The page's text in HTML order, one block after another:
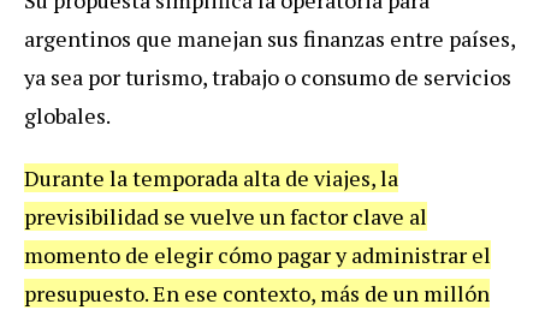
argentinos que manejan sus finanzas entre países,
ya sea por turismo, trabajo o consumo de servicios
globales.
Durante la temporada alta de viajes, la
previsibilidad se vuelve un factor clave al
momento de elegir cómo pagar y administrar el
presupuesto. En ese contexto, más de un millón